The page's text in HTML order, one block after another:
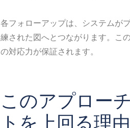
各フォローアップは、システムが
練された図へとつながります。こ
の対応力が保証されます。
このアプロー
トを上回る理由